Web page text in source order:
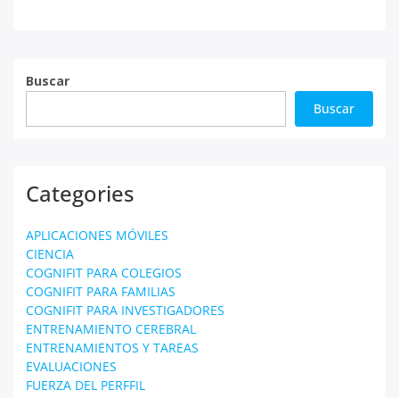
Buscar
Buscar
Categories
APLICACIONES MÓVILES
CIENCIA
COGNIFIT PARA COLEGIOS
COGNIFIT PARA FAMILIAS
COGNIFIT PARA INVESTIGADORES
ENTRENAMIENTO CEREBRAL
ENTRENAMIENTOS Y TAREAS
EVALUACIONES
FUERZA DEL PERFFIL